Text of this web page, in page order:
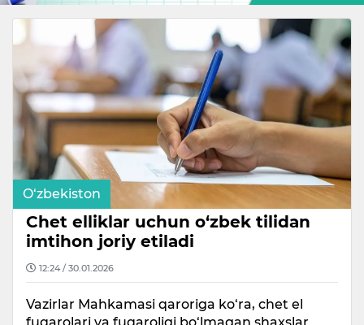
O‘zbekiston
Chet elliklar uchun o‘zbek tilidan
imtihon joriy etiladi
12:24 / 30.01.2026
Vazirlar Mahkamasi qaroriga ko‘ra, chet el